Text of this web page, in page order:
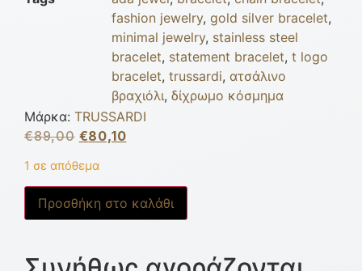
fashion jewelry, gold silver bracelet,
minimal jewelry, stainless steel
bracelet, statement bracelet, t logo
bracelet, trussardi, ατσάλινο
βραχιόλι, δίχρωμο κόσμημα
Μάρκα: TRUSSARDI
€89,00 €80,10
1 σε απόθεμα
Προσθήκη στο καλάθι